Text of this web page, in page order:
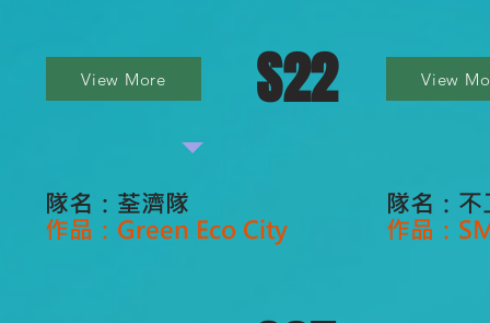
View More S22
隊名：荃濟隊
作品：Green Eco City
View
隊名：不
作品：